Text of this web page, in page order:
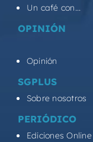
Un café con...
OPINIÓN
Opinión
SGPLUS
Sobre nosotros
PERIÓDICO
Ediciones Online